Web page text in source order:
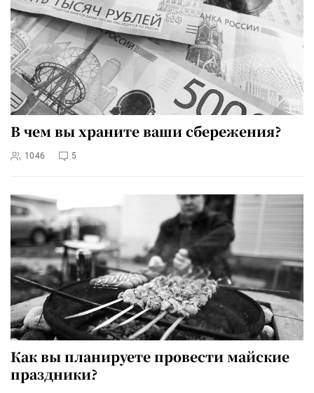
В чем вы храните ваши сбережения?
1046 5
Как вы планируете провести майские
праздники?